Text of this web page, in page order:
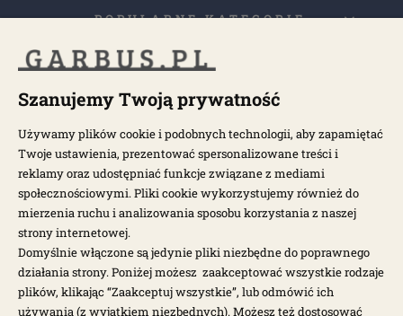
POPULARNE KATEGORIE
NEWSLETTER
Otrzymuj najnowsze wiadomości i oferty bezpośrednio na swoją
pocztę.
ZAPISZ SIĘ >
Szanujemy Twoją prywatność
Używamy plików cookie i podobnych technologii, aby zapamiętać
Twoje ustawienia, prezentować spersonalizowane treści i
reklamy oraz udostępniać funkcje związane z mediami
społecznościowymi. Pliki cookie wykorzystujemy również do
mierzenia ruchu i analizowania sposobu korzystania z naszej
strony internetowej.
Domyślnie włączone są jedynie pliki niezbędne do poprawnego
działania strony. Poniżej możesz zaakceptować wszystkie rodzaje
plików, klikając “Zaakceptuj wszystkie”, lub odmówić ich
używania (z wyjątkiem niezbędnych). Możesz też dostosować